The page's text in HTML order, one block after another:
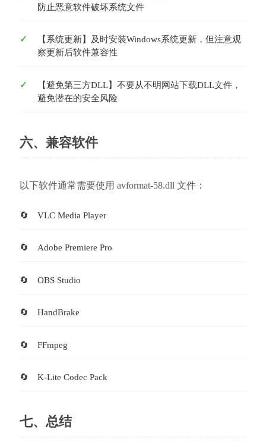
防止恶意软件破坏系统文件
【系统更新】及时安装Windows系统更新，但注意观
察更新后软件兼容性
【避免第三方DLL】不要从不明网站下载DLL文件，
避免潜在的安全风险
六、兼容软件
以下软件通常需要使用 avformat-58.dll 文件：
VLC Media Player
Adobe Premiere Pro
OBS Studio
HandBrake
FFmpeg
K-Lite Codec Pack
七、总结